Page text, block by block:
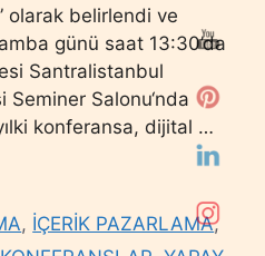
olarak belirlendi ve
günü saat 13:30’da
Santralistanbul
Seminer Salonu‘nda
konferansa, dijital …
, İÇERİK PAZARLAMA,